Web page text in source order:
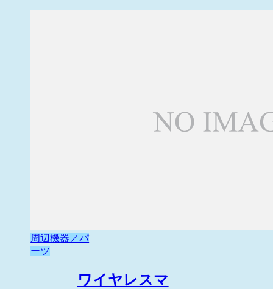
周辺機器／パ
ーツ
ワイヤレスマ